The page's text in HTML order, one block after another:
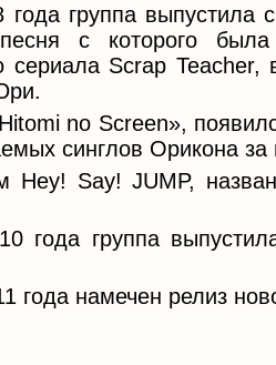
года группа выпустила
с которого была
сериала Scrap
no Screen»,
синглов Орикона
Hey! Say! JUMP,
года группа
года намечен релиз